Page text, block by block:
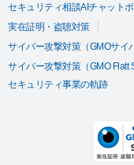
セキュリティ相談AIチャットボ
実在証明・盗聴対策
サイバー攻撃対策（GMOサイ
サイバー攻撃対策（GMO Flatt
セキュリティ事業の軌跡